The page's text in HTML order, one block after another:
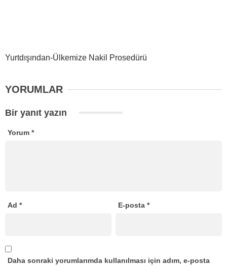
Yurtdışından-Ülkemize Nakil Prosedürü
YORUMLAR
Bir yanıt yazın
Yorum *
Ad * E-posta*
Daha sonraki yorumlarımda kullanılması için adım, e-posta